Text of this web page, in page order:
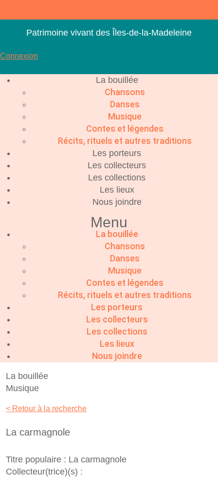
contenu
Patrimoine vivant des Îles-de-la-Madeleine
Connexion
La bouillée
Chansons
Danses
Musique
Contes et légendes
Récits, rituels et autres traditions
Les porteurs
Les collecteurs
Les collections
Les lieux
Nous joindre
Menu
La bouillée
Chansons
Danses
Musique
Contes et légendes
Récits, rituels et autres traditions
Les porteurs
Les collecteurs
Les collections
Les lieux
Nous joindre
La bouillée
Musique
< Retour à la recherche
La carmagnole
Titre populaire : La carmagnole
Collecteur(trice)(s) :